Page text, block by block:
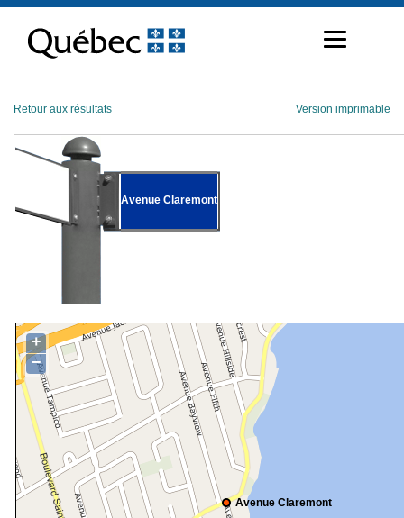
contenu
Retour aux résultats Version imprimable
Avenue Claremont
Avenue Claremont
+
−